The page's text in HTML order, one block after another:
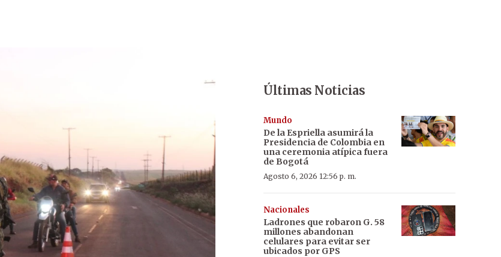
Últimas Noticias
Mundo
De la Espriella asumirá la
Presidencia de Colombia en
una ceremonia atípica fuera
de Bogotá
Agosto 6, 2026 12:56 p. m.
Nacionales
Ladrones que robaron G. 58
millones abandonan
celulares para evitar ser
ubicados por GPS